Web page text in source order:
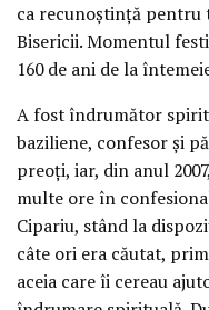
ca recunoștință pentru
Bisericii. Momentul
160 de ani de la
A fost îndrumător
baziliene, confesor și
preoți, iar, din anul
multe ore în
Cipariu, stând la
câte ori era căutat,
aceia care îi cereau